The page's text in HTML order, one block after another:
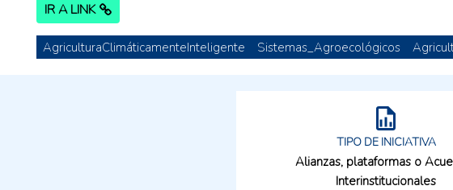
IR A LINK
AgriculturaClimáticamenteInteligente Sistemas_Agroecológicos
TIPO DE INICIATIVA
Alianzas, plataformas o
Interinstitucionales